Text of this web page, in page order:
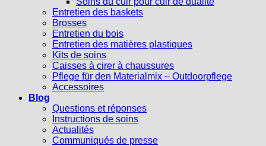
Entretien des baskets
Brosses
Entretien du bois
Entretien des matières plastiques
Kits de soins
Caisses à cirer à chaussures
Pflege für den Materialmix – Outdoorpflege
Accessoires
Blog
Questions et réponses
Instructions de soins
Actualités
Communiqués de presse